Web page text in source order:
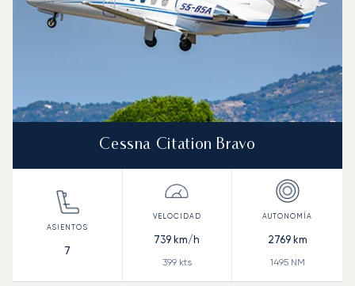
Cessna Citation Bravo
7
739 km/h
399kts
2769km
1495NM